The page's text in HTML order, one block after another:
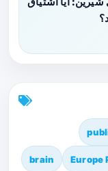
Europe
brain